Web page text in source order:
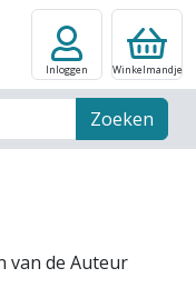
Zoeken
Inloggen Winkelmandje
van de Auteur